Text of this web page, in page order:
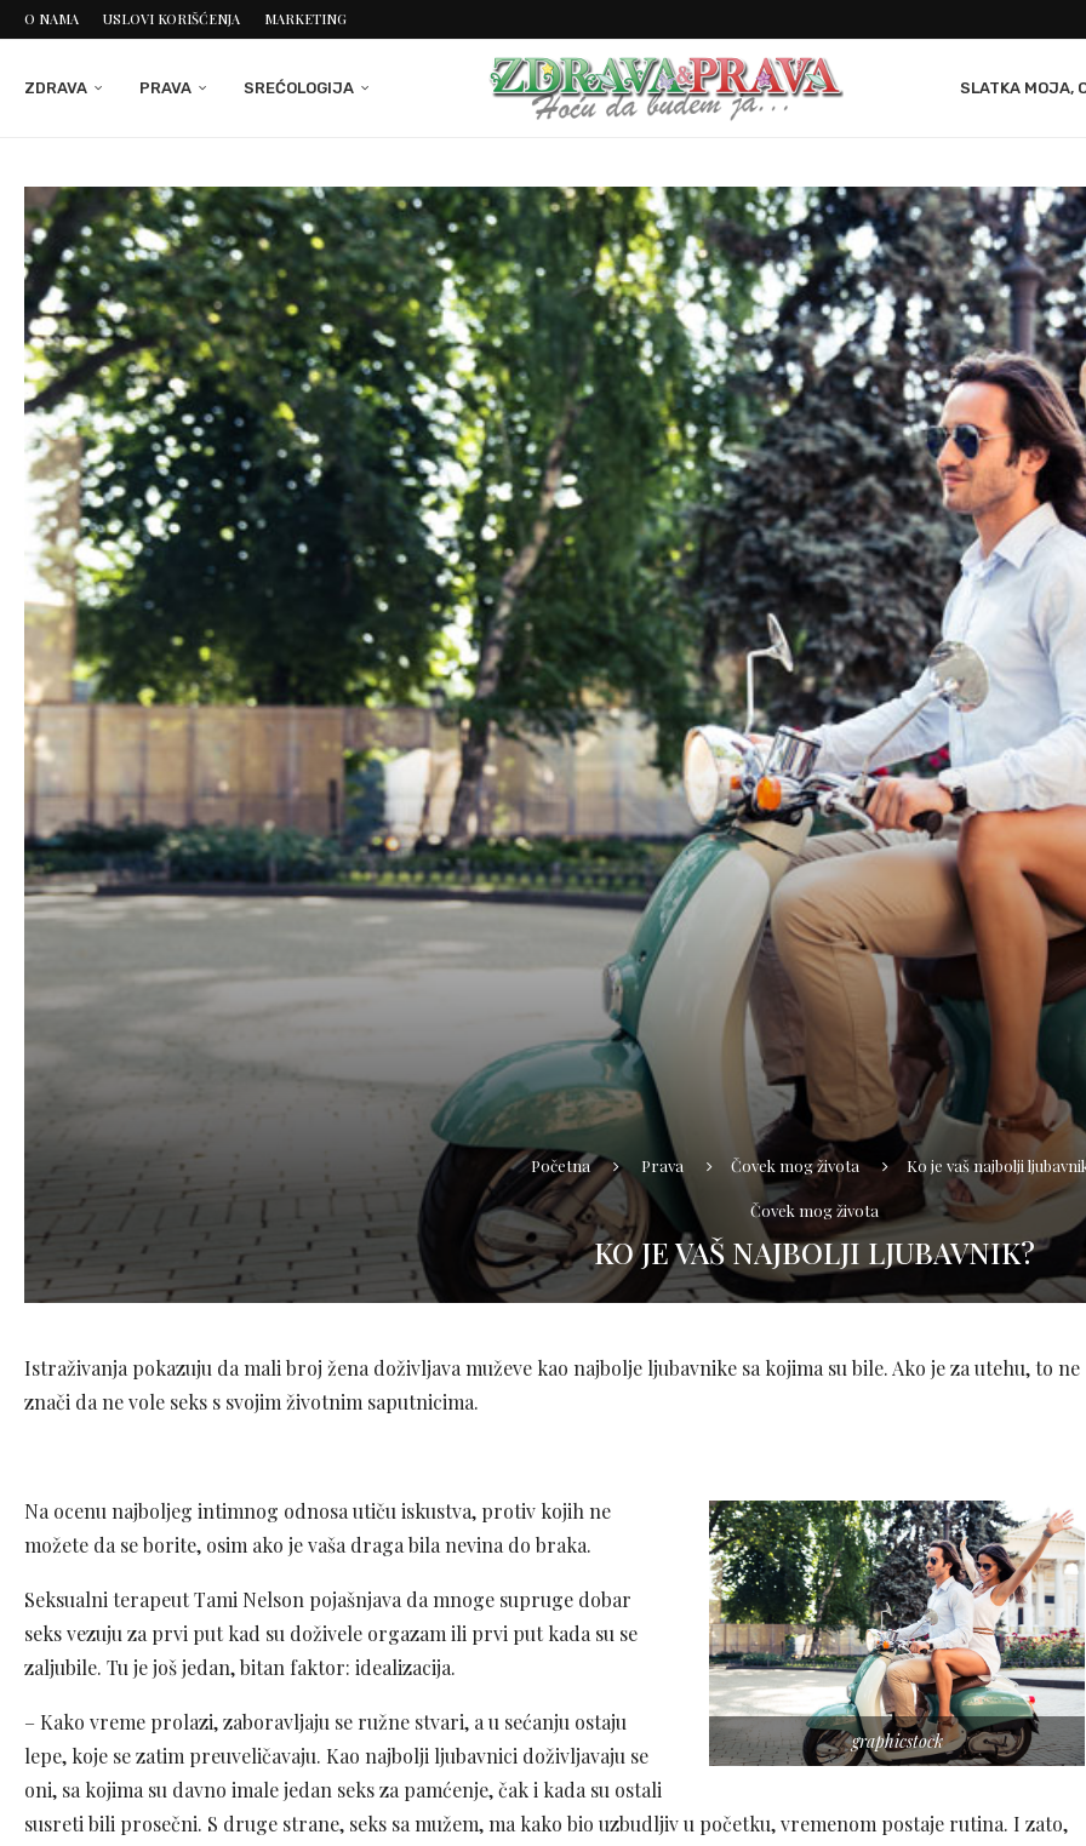
O NAMA USLOVI KORIŠĆENJA MARKETING
ZDRAVA PRAVA SREĆOLOGIJA SLATKA MOJA,
Početna Prava Čovek mog života Ko je vaš najbolji
Čovek mog života
KO JE VAŠ NAJBOLJI LJUBAVNIK?
Istraživanja pokazuju da mali broj žena doživljava muževe kao najbolje ljubavnike sa kojima su bile. Ako je za utehu, to ne
znači da ne vole seks s svojim životnim saputnicima.
graphicstock
Na ocenu najboljeg intimnog odnosa utiču iskustva, protiv kojih ne
možete da se borite, osim ako je vaša draga bila nevina do braka.
Seksualni terapeut Tami Nelson pojašnjava da mnoge supruge dobar
seks vezuju za prvi put kad su doživele orgazam ili prvi put kada su se
zaljubile. Tu je još jedan, bitan faktor: idealizacija.
– Kako vreme prolazi, zaboravljaju se ružne stvari, a u sećanju ostaju
lepe, koje se zatim preuveličavaju. Kao najbolji ljubavnici doživljavaju se
oni, sa kojima su davno imale jedan seks za pamćenje, čak i kada su ostali
susreti bili prosečni. S druge strane, seks sa mužem, ma kako bio uzbudljiv u početku, vremenom postaje rutina. I zato,